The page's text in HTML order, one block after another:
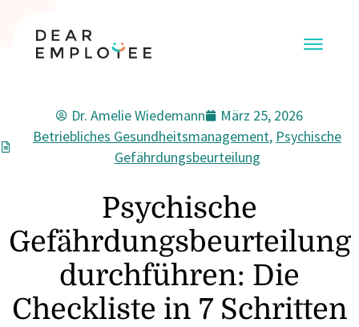
Dr. Amelie Wiedemann
März 25, 2026
Betriebliches Gesundheitsmanagement, Psychische
Gefährdungsbeurteilung
Psychische
Gefährdungsbeurteilung
durchführen: Die
Checkliste in 7 Schritten